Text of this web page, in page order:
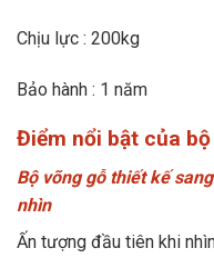
Chịu lực : 200kg
Bảo hành : 1 năm
Điểm nổi bật của
Bộ võng gỗ thiết kế
nhìn
Ấn tượng đầu tiên khi